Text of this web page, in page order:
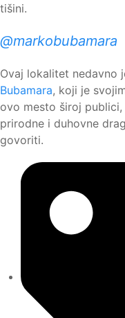
tišini.
@markobubamara
Ovaj lokalitet nedavno
Bubamara, koji je
ovo mesto široj
prirodne i duhovne
govoriti.